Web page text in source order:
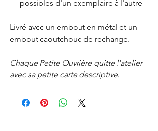
possibles d'un exemplaire à l'autre
Livré avec un embout en métal et un
embout caoutchouc de rechange.
Chaque Petite Ouvrière quitte l'atelier
avec sa petite carte descriptive.